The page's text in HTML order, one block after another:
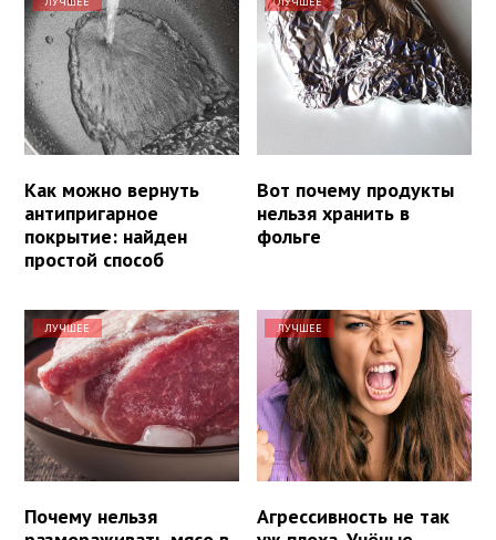
Как можно вернуть
антипригарное
покрытие: найден
простой способ
Вот почему продукты
нельзя хранить в
фольге
ЛУЧШЕЕ
Почему нельзя
ЛУЧШЕЕ
Агрессивность не так